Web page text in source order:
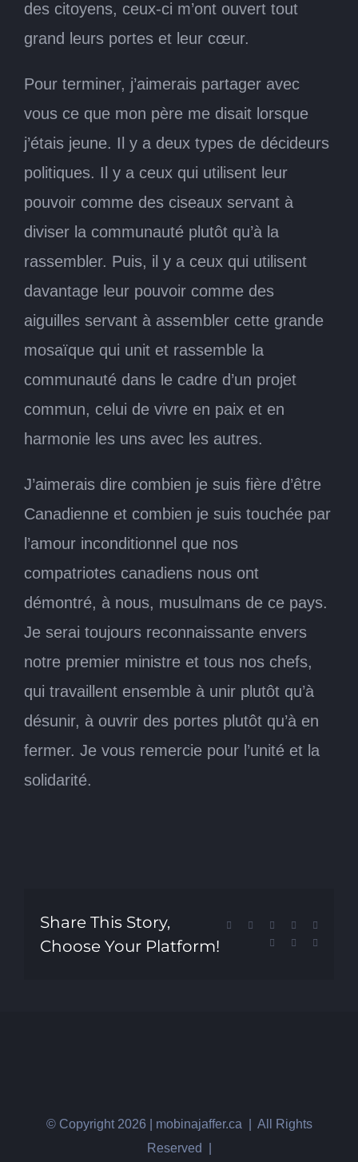
des citoyens, ceux-ci m’ont ouvert tout
grand leurs portes et leur cœur.
Pour terminer, j’aimerais partager avec
vous ce que mon père me disait lorsque
j’étais jeune. Il y a deux types de décideurs
politiques. Il y a ceux qui utilisent leur
pouvoir comme des ciseaux servant à
diviser la communauté plutôt qu’à la
rassembler. Puis, il y a ceux qui utilisent
davantage leur pouvoir comme des
aiguilles servant à assembler cette grande
mosaïque qui unit et rassemble la
communauté dans le cadre d’un projet
commun, celui de vivre en paix et en
harmonie les uns avec les autres.
J’aimerais dire combien je suis fière d’être
Canadienne et combien je suis touchée par
l’amour inconditionnel que nos
compatriotes canadiens nous ont
démontré, à nous, musulmans de ce pays.
Je serai toujours reconnaissante envers
notre premier ministre et tous nos chefs,
qui travaillent ensemble à unir plutôt qu’à
désunir, à ouvrir des portes plutôt qu’à en
fermer. Je vous remercie pour l’unité et la
solidarité.
Share This Story,
Choose Your Platform!
Facebook Reddit LinkedIn
Pinterest
© Copyright 2026 | mobinajaffer.ca | All Rights
Reserved |